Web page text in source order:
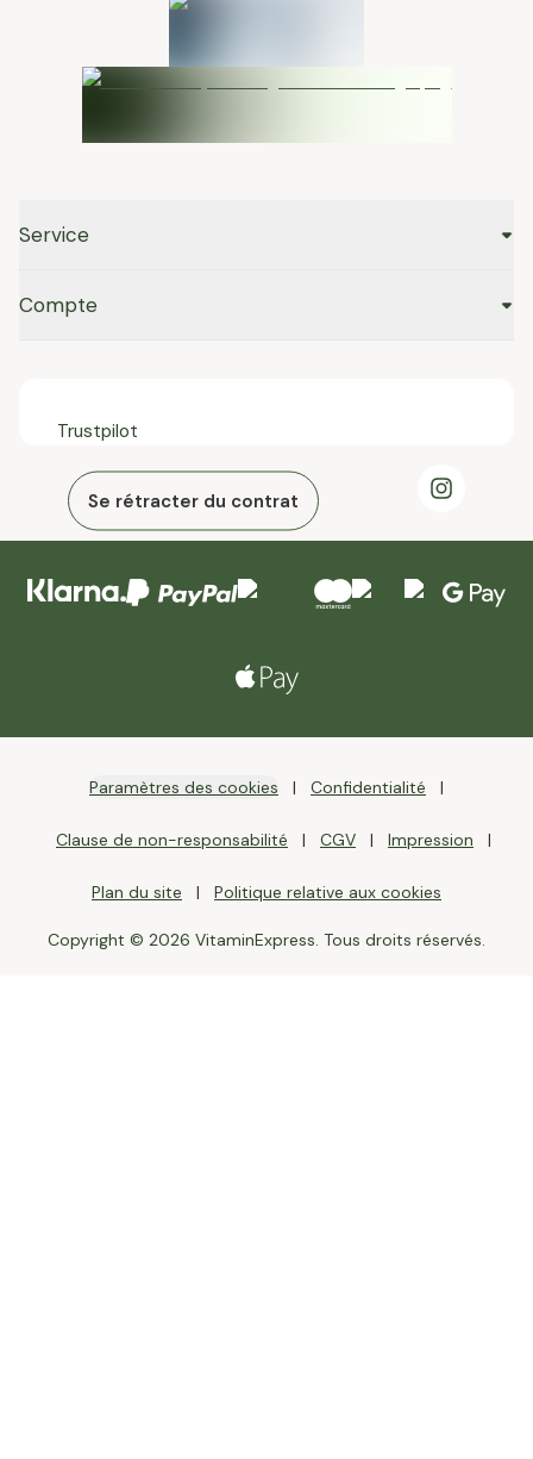
Service
Compte
Trustpilot
Se rétracter du contrat
Paramètres des cookies Confidentialité
Clause de non-responsabilité CGV Impression
Plan du site Politique relative aux cookies
Copyright © 2026 VitaminExpress. Tous droits réservés.